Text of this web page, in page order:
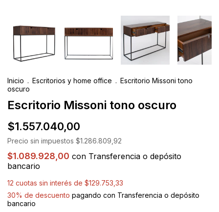
Inicio . Escritorios y home office . Escritorio Missoni tono
oscuro
Escritorio Missoni tono oscuro
$1.557.040,00
Precio sin impuestos $1.286.809,92
$1.089.928,00 con Transferencia o depósito
bancario
12 cuotas sin interés de $129.753,33
30% de descuento pagando con Transferencia o depósito
bancario